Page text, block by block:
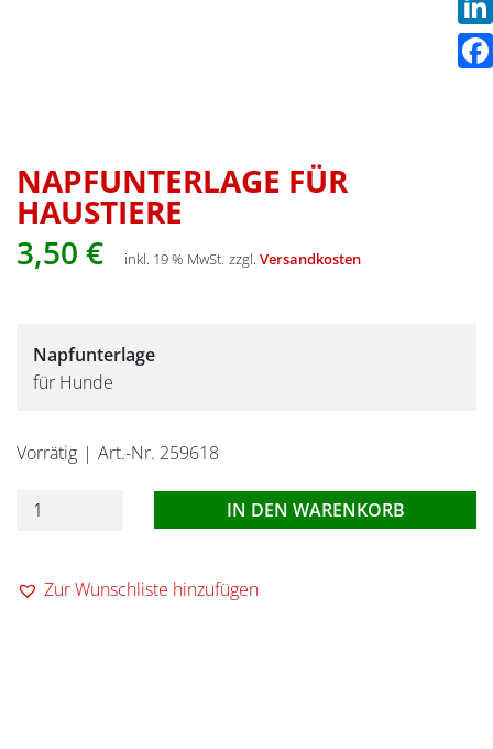
NAPFUNTERLAGE FÜR
HAUSTIERE
3,50 € inkl. 19 % MwSt. zzgl. Versandkosten
Napfunterlage
für Hunde
Vorrätig Art.-Nr. 259618
Napfunterlage
Menge
IN DEN WARENKORB
Zur Wunschliste hinzufügen